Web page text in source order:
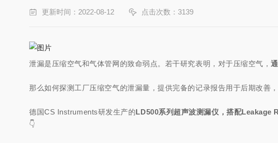
更新时间：2022-08-12 点击次数：3139
泄漏是压缩空气和气体管网的致命弱点。若干研究表明，对于压缩空气，
那么如何探测工厂压缩空气的泄漏量，提供完备的记录报告用于后期改善
德国CS Instruments研发生产的LD500系列超声波测漏仪，搭配Leakage
👇